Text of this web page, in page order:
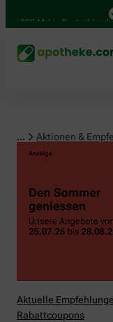
Mal in Deutschland
... Aktionen &
Aktuelle
Rabattcoupons